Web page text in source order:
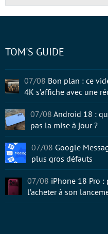
TOM'S GUIDE
07/08 Bon plan : ce
4K s’affiche avec une
07/08 Android 18 :
pas la mise à jour ?
07/08 Google
plus gros défauts
07/08 iPhone 18 Pro
l’acheter à son